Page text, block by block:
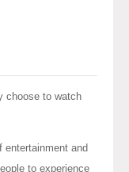
choose to watch
entertainment and
to experience